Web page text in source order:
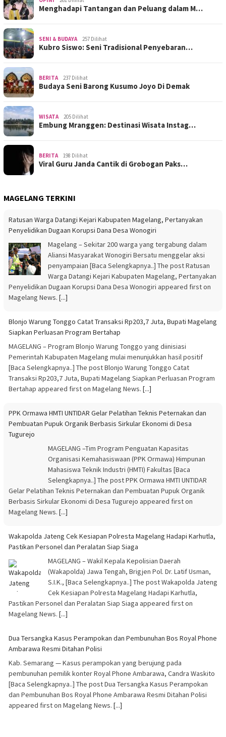
Menghadapi Tantangan dan Peluang dalam M…
SENI & BUDAYA 257 Dilihat
Kubro Siswo: Seni Tradisional Penyebaran…
BERITA 237 Dilihat
Budaya Seni Barong Kusumo Joyo Di Demak
WISATA 205 Dilihat
Embung Mranggen: Destinasi Wisata Instag…
BERITA 198 Dilihat
Viral Guru Janda Cantik di Grobogan Paks…
MAGELANG TERKINI
Ratusan Warga Datangi Kejari Kabupaten Magelang, Pertanyakan
Penyelidikan Dugaan Korupsi Dana Desa Wonogiri
Magelang – Sekitar 200 warga yang tergabung dalam
Aliansi Masyarakat Wonogiri Bersatu menggelar aksi
penyampaian [Baca Selengkapnya..] The post Ratusan
Warga Datangi Kejari Kabupaten Magelang, Pertanyakan
Penyelidikan Dugaan Korupsi Dana Desa Wonogiri appeared first on
Magelang News. [...]
Blonjo Warung Tonggo Catat Transaksi Rp203,7 Juta, Bupati Magelang
Siapkan Perluasan Program Bertahap
MAGELANG – Program Blonjo Warung Tonggo yang diinisiasi
Pemerintah Kabupaten Magelang mulai menunjukkan hasil positif
[Baca Selengkapnya..] The post Blonjo Warung Tonggo Catat
Transaksi Rp203,7 Juta, Bupati Magelang Siapkan Perluasan Program
Bertahap appeared first on Magelang News. [...]
PPK Ormawa HMTI UNTIDAR Gelar Pelatihan Teknis Peternakan dan
Pembuatan Pupuk Organik Berbasis Sirkular Ekonomi di Desa
Tugurejo
MAGELANG –Tim Program Penguatan Kapasitas
Organisasi Kemahasiswaan (PPK Ormawa) Himpunan
Mahasiswa Teknik Industri (HMTI) Fakultas [Baca
Selengkapnya..] The post PPK Ormawa HMTI UNTIDAR
Gelar Pelatihan Teknis Peternakan dan Pembuatan Pupuk Organik
Berbasis Sirkular Ekonomi di Desa Tugurejo appeared first on
Magelang News. [...]
Wakapolda Jateng Cek Kesiapan Polresta Magelang Hadapi Karhutla,
Pastikan Personel dan Peralatan Siap Siaga
MAGELANG – Wakil Kepala Kepolisian Daerah
(Wakapolda) Jawa Tengah, Brigjen Pol. Dr. Latif Usman,
S.I.K., [Baca Selengkapnya..] The post Wakapolda Jateng
Cek Kesiapan Polresta Magelang Hadapi Karhutla,
Pastikan Personel dan Peralatan Siap Siaga appeared first on
Magelang News. [...]
Dua Tersangka Kasus Perampokan dan Pembunuhan Bos Royal Phone
Ambarawa Resmi Ditahan Polisi
Kab. Semarang — Kasus perampokan yang berujung pada
pembunuhan pemilik konter Royal Phone Ambarawa, Candra Waskito
[Baca Selengkapnya..] The post Dua Tersangka Kasus Perampokan
dan Pembunuhan Bos Royal Phone Ambarawa Resmi Ditahan Polisi
appeared first on Magelang News. [...]